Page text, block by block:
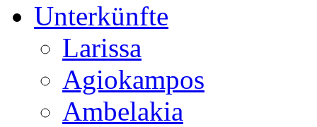
Unterkünfte
Larissa
Agiokampos
Ambelakia